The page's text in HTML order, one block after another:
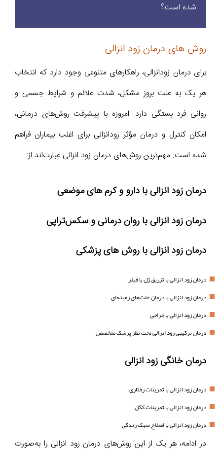
شده است؟
روش های درمان زود انزالی
برای درمان زودانزالی، راهکارهای متنوعی وجود دارد که انتخاب
هر یک به علت بروز مشکل، شدت علائم و شرایط جسمی و
روانی فرد بستگی دارد. امروزه با پیشرفت روش‌های درمانی،
امکان کنترل و درمان مؤثر زودانزالی برای اغلب بیماران فراهم
شده است. مهم‌ترین روش‌های درمان زود انزالی عبارت‌اند از:
درمان زود انزالی با دارو و کرم های موضعی
درمان زود انزالی با روان درمانی و سکس‌تراپی
درمان زود انزالی با روش های پزشکی
درمان زود انزالی با تزریق ژل یا فیلر
درمان زود انزالی با درمان علت‌های زمینه‌ای
درمان زود انزالی با جراحی
درمان ترکیبی زود انزالی تحت نظر پزشک متخصص
درمان خانگی زود انزالی
درمان زود انزالی با تمرینات رفتاری
درمان زود انزالی با تمرینات کگل
درمان زود انزالی با اصلاح سبک زندگی
در ادامه، هر یک از این روش‌های درمان زود انزالی را به‌صورت